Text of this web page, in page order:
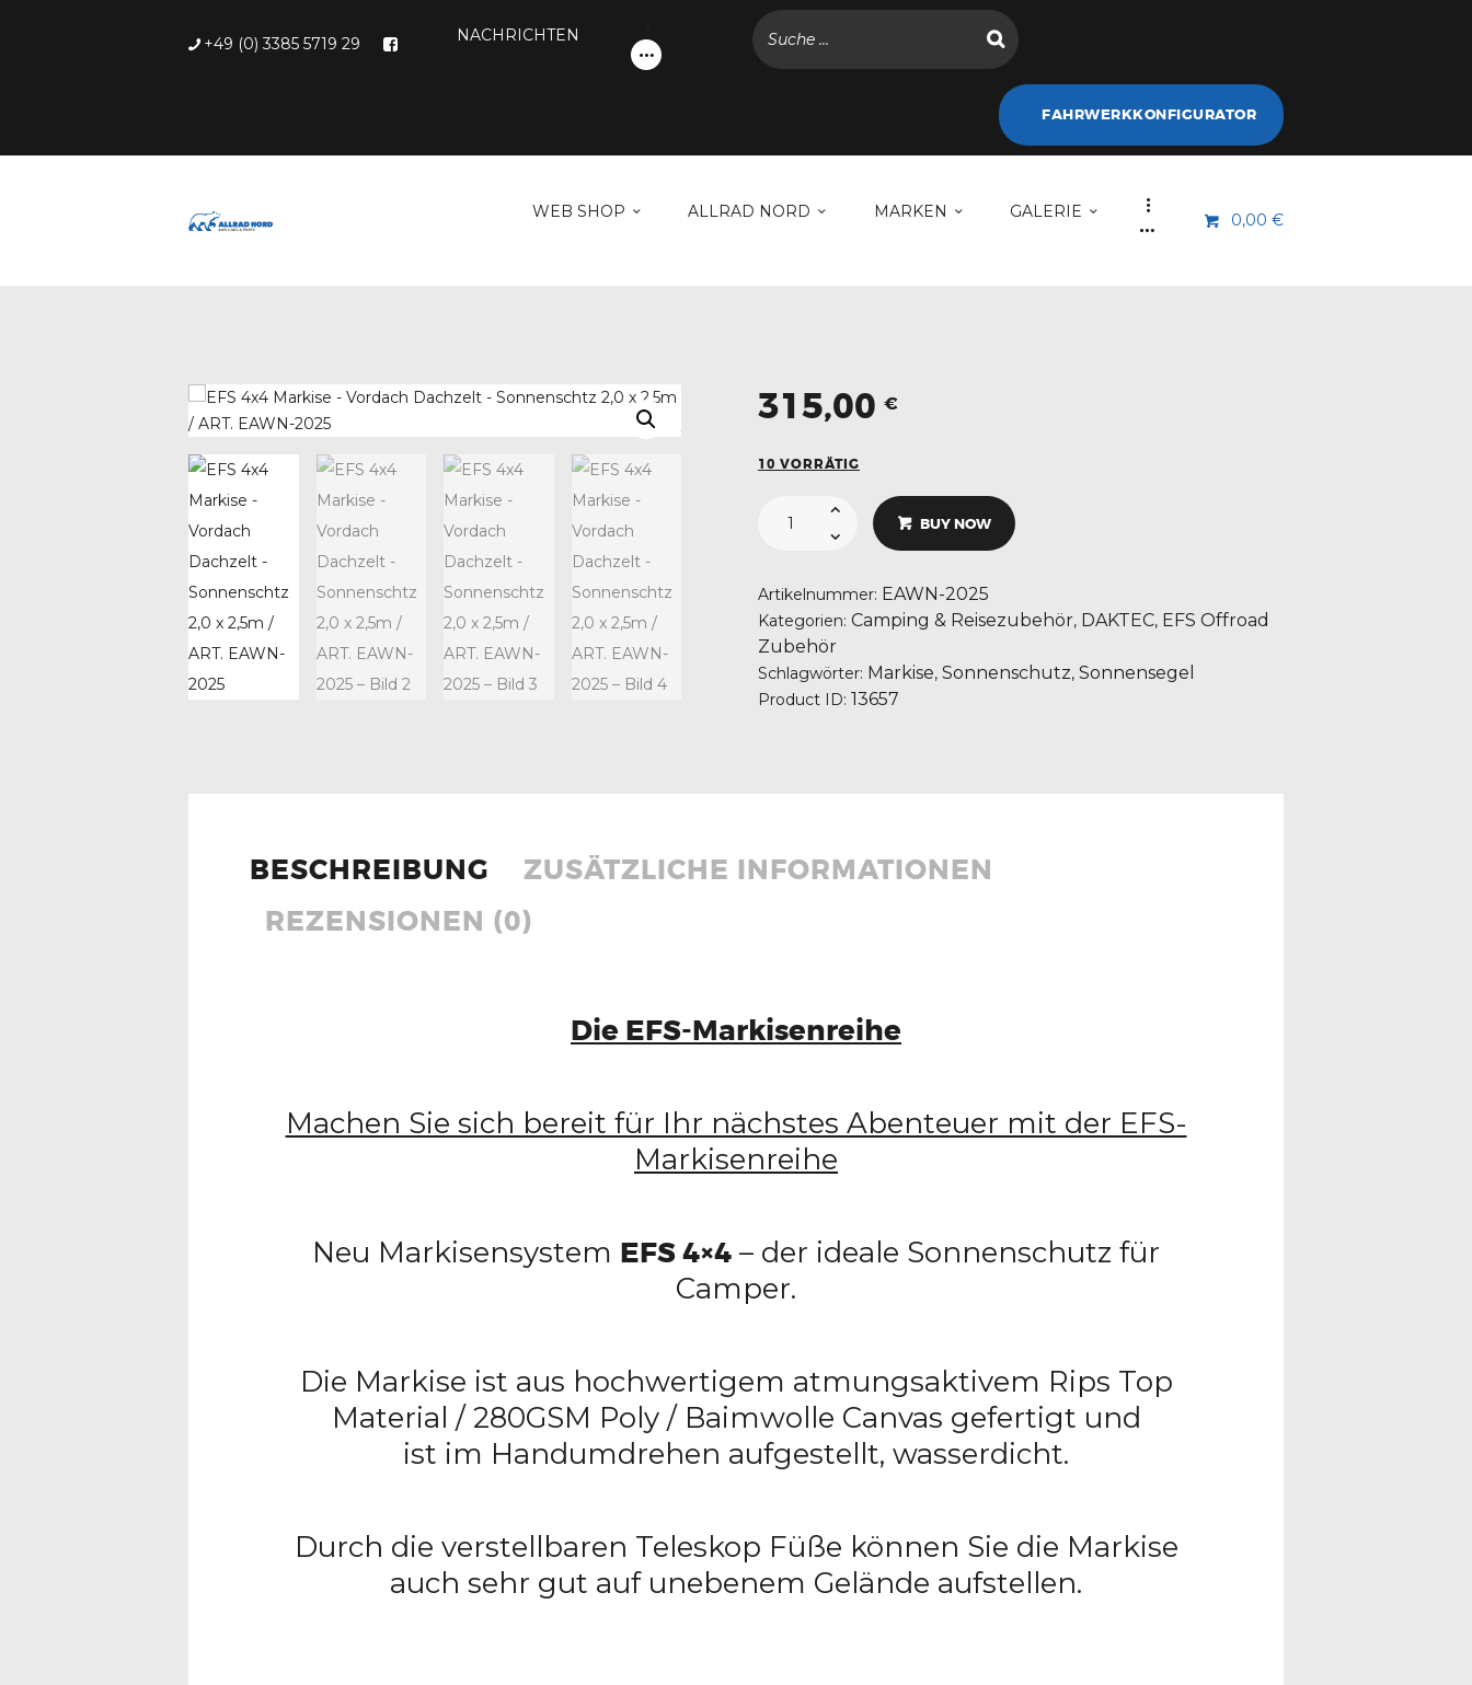
+49 (0) 3385 5719 29 NACHRICHTEN
FAHRWERKKONFIGURATOR
WEB SHOP ALLRAD NORD MARKEN GALERIE 0,00 €
KONTODETAILS
GALERIE
315,00 €
10 VORRÄTIG
Markise
-
Sonnenschtz
2,0
x
2,5m
/
EAWN-
BUY NOW
Artikelnummer: EAWN-2025
Kategorien: Camping & Reisezubehör, DAKTEC, EFS Offroad
Zubehör
Schlagwörter: Markise, Sonnenschutz, Sonnensegel
Product ID: 13657
BESCHREIBUNG
ZUSÄTZLICHE INFORMATIONEN
REZENSIONEN (0)
Die EFS-Markisenreihe
Machen Sie sich bereit für Ihr nächstes Abenteuer mit der EFS-
Markisenreihe
Neu Markisensystem EFS 4×4 – der ideale Sonnenschutz für
Camper.
Die Markise ist aus hochwertigem atmungsaktivem Rips Top
Material / 280GSM Poly / Baimwolle Canvas gefertigt und
ist im Handumdrehen aufgestellt, wasserdicht.
Durch die verstellbaren Teleskop Füße können Sie die Markise
auch sehr gut auf unebenem Gelände aufstellen.